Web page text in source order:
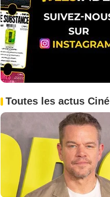
Toutes les actus Ciné